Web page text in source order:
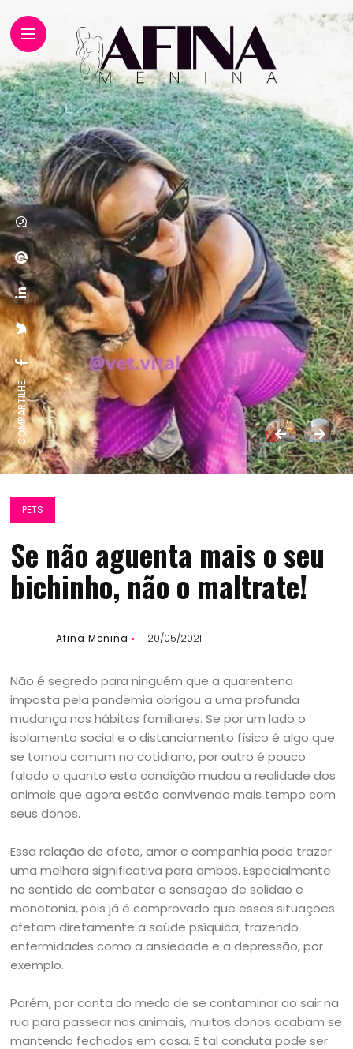
COMPARTILHE:
PETS
Se não aguenta mais o seu
bichinho, não o maltrate!
Afina Menina 20/05/2021
Não é segredo para ninguém que a quarentena
imposta pela pandemia obrigou a uma profunda
mudança nos hábitos familiares. Se por um lado o
isolamento social e o distanciamento físico é algo que
se tornou comum no cotidiano, por outro é pouco
falado o quanto esta condição mudou a realidade dos
animais que agora estão convivendo mais tempo com
seus donos.
Essa relação de afeto, amor e companhia pode trazer
uma melhora significativa para ambos. Especialmente
no sentido de combater a sensação de solidão e
monotonia, pois já é comprovado que essas situações
afetam diretamente a saúde psíquica, trazendo
enfermidades como a ansiedade e a depressão, por
exemplo.
Porém, por conta do medo de se contaminar ao sair na
rua para passear nos animais, muitos donos acabam se
mantendo fechados em casa. E tal conduta pode ser